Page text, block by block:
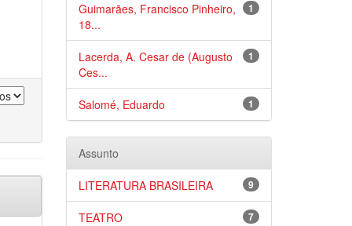
1
Guimarães, Francisco Pinheiro,
18...
1
Lacerda, A. Cesar de (Augusto
Ces...
1
Salomé, Eduardo
Assunto
9
LITERATURA BRASILEIRA
7
TEATRO